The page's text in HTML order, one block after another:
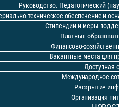
Руководство. Педагогический
техническое обеспечение и
Стипендии и меры
Платные
Финансово-
Вакантные места для
Доступная
Международное
Раскрытие
Организация